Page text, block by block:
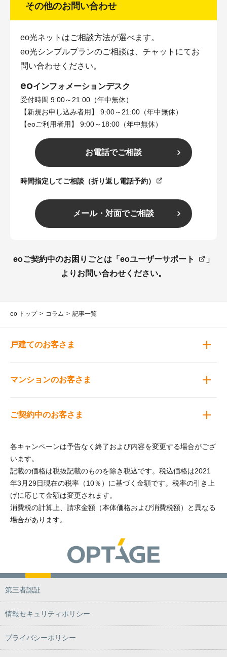
その他のお問い合わせ
eo光ネットはご相談方法が選べます。
eo光シンプルプランのご相談は、チャットにてお
問い合わせください。
eoインフォメーションデスク
受付時間 9:00～21:00（年中無休）
【新規お申し込み者用】 9:00～21:00（年中無休）
【eoご利用者用】 9:00～18:00（年中無休）
お電話でご相談
時間指定してご相談（折り返し電話予約）
メール・対面でご相談
eoご契約中のお困りごとは「 eoユーザーサポート
」
よりお問い合わせください。
eo トップ コラム 記事一覧
戸建てのお客さま
マンションのお客さま
ご契約中のお客さま
各キャンペーンは予告なく終了および内容を変更する場合がござ
います。
記載の価格は税抜記載のものを除き税込です。税込価格は2021
年3月29日現在の税率（10％）に基づく金額です。税率の引き上
げに応じて金額は変更されます。
消費税の計算上、請求金額（本体価格および消費税額）と異なる
場合があります。
第三者認証
情報セキュリティポリシー
プライバシーポリシー